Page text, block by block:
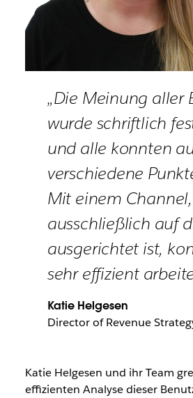
„Die Meinung aller
wurde schriftlich
und alle konnten
verschiedene
Mit einem
ausschließlich auf
ausgerichtet ist,
sehr effizient
Katie Helgesen
Director of Revenue
Katie Helgesen und ihr Team
effizienten Analyse dieser